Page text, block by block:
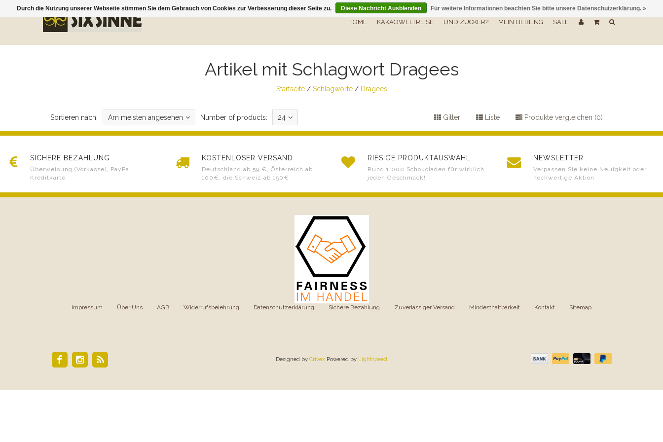
HOME KAKAOWELTREISE UND ZUCKER? MEIN LIEBLING SALE
Artikel mit Schlagwort Dragees
Startseite/ Schlagworte/ Dragees
Sortieren nach: Am meisten angesehen Number of products: 24 Gitter Liste Produkte vergleichen (0)
SICHERE BEZAHLUNG
Überweisung (Vorkasse), PayPal,
Kreditkarte
KOSTENLOSER VERSAND
Deutschland ab 59 €, Österreich ab
100€, die Schweiz ab 150€
RIESIGE PRODUKTAUSWAHL
Rund 1.000 Schokoladen für wirklich
jeden Geschmack!
NEWSLETTER
Verpassen Sie keine Neuigkeit oder
hochwertige Aktion
Impressum Über Uns AGB Widerrufsbelehrung Datenschutzerklärung Sichere Bezahlung Zuverlässiger Versand Mindesthaltbarkeit Kontakt Sitemap
Designed by Crivex Powered by Lightspeed
Durch die Nutzung unserer Webseite stimmen Sie dem Gebrauch von Cookies zur Verbesserung dieser Seite zu. Diese Nachricht Ausblenden Für weitere Informationen beachten Sie bitte unsere Datenschutzerklärung. »